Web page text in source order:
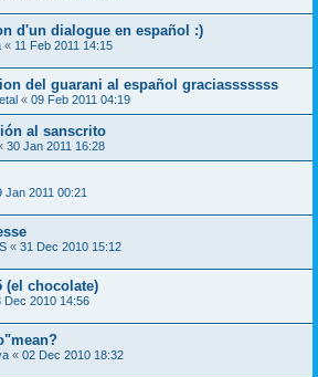
d'un dialogue en español :)
« 11 Feb 2011 14:15
del guarani al español graciasssssss
« 09 Feb 2011 04:19
al sanscrito
30 Jan 2011 16:28
Jan 2011 00:21
« 31 Dec 2010 15:12
(el chocolate)
Dec 2010 14:56
« 02 Dec 2010 18:32